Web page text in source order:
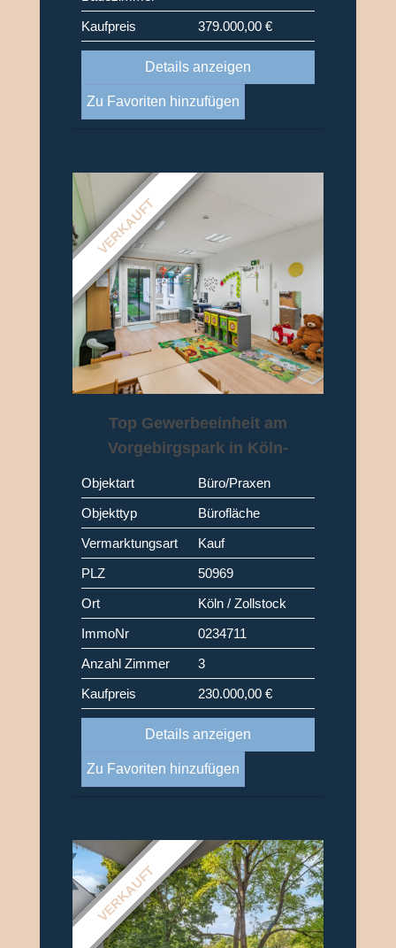
Kaufpreis
379.000,00 €
Details anzeigen
Zu Favoriten hinzufügen
VERKAUFT
Top Gewerbeeinheit am
Vorgebirgspark in Köln-
Objektart
Büro/Praxen
Objekttyp
Bürofläche
Vermarktungsart
Kauf
PLZ
50969
Ort
Köln / Zollstock
ImmoNr
0234711
Anzahl Zimmer
3
Kaufpreis
230.000,00 €
Details anzeigen
Zu Favoriten hinzufügen
VERKAUFT